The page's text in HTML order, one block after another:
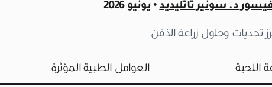
د. سونير تاتليديد• يونيو 2026
تحديات وحلول زراعة الذقن
اللحية العوامل الطبية المؤثرة